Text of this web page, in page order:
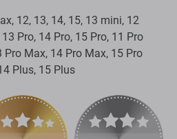
12, 13, 14, 15, 13 mini, 12
Pro, 14 Pro, 15 Pro, 11 Pro
Pro Max, 14 Pro Max, 15 Pro
Plus, 15 Plus